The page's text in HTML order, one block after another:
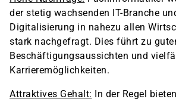
der stetig wachsenden IT-Branche
Digitalisierung in nahezu allen
stark nachgefragt. Dies führt zu
Beschäftigungsaussichten und
Karrieremöglichkeiten.
Attraktives Gehalt: In der Regel